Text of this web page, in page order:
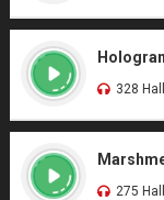
328
275